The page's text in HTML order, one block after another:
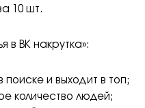
10 шт.
в ВК накрутка»:
и выходит в топ;
количество людей;